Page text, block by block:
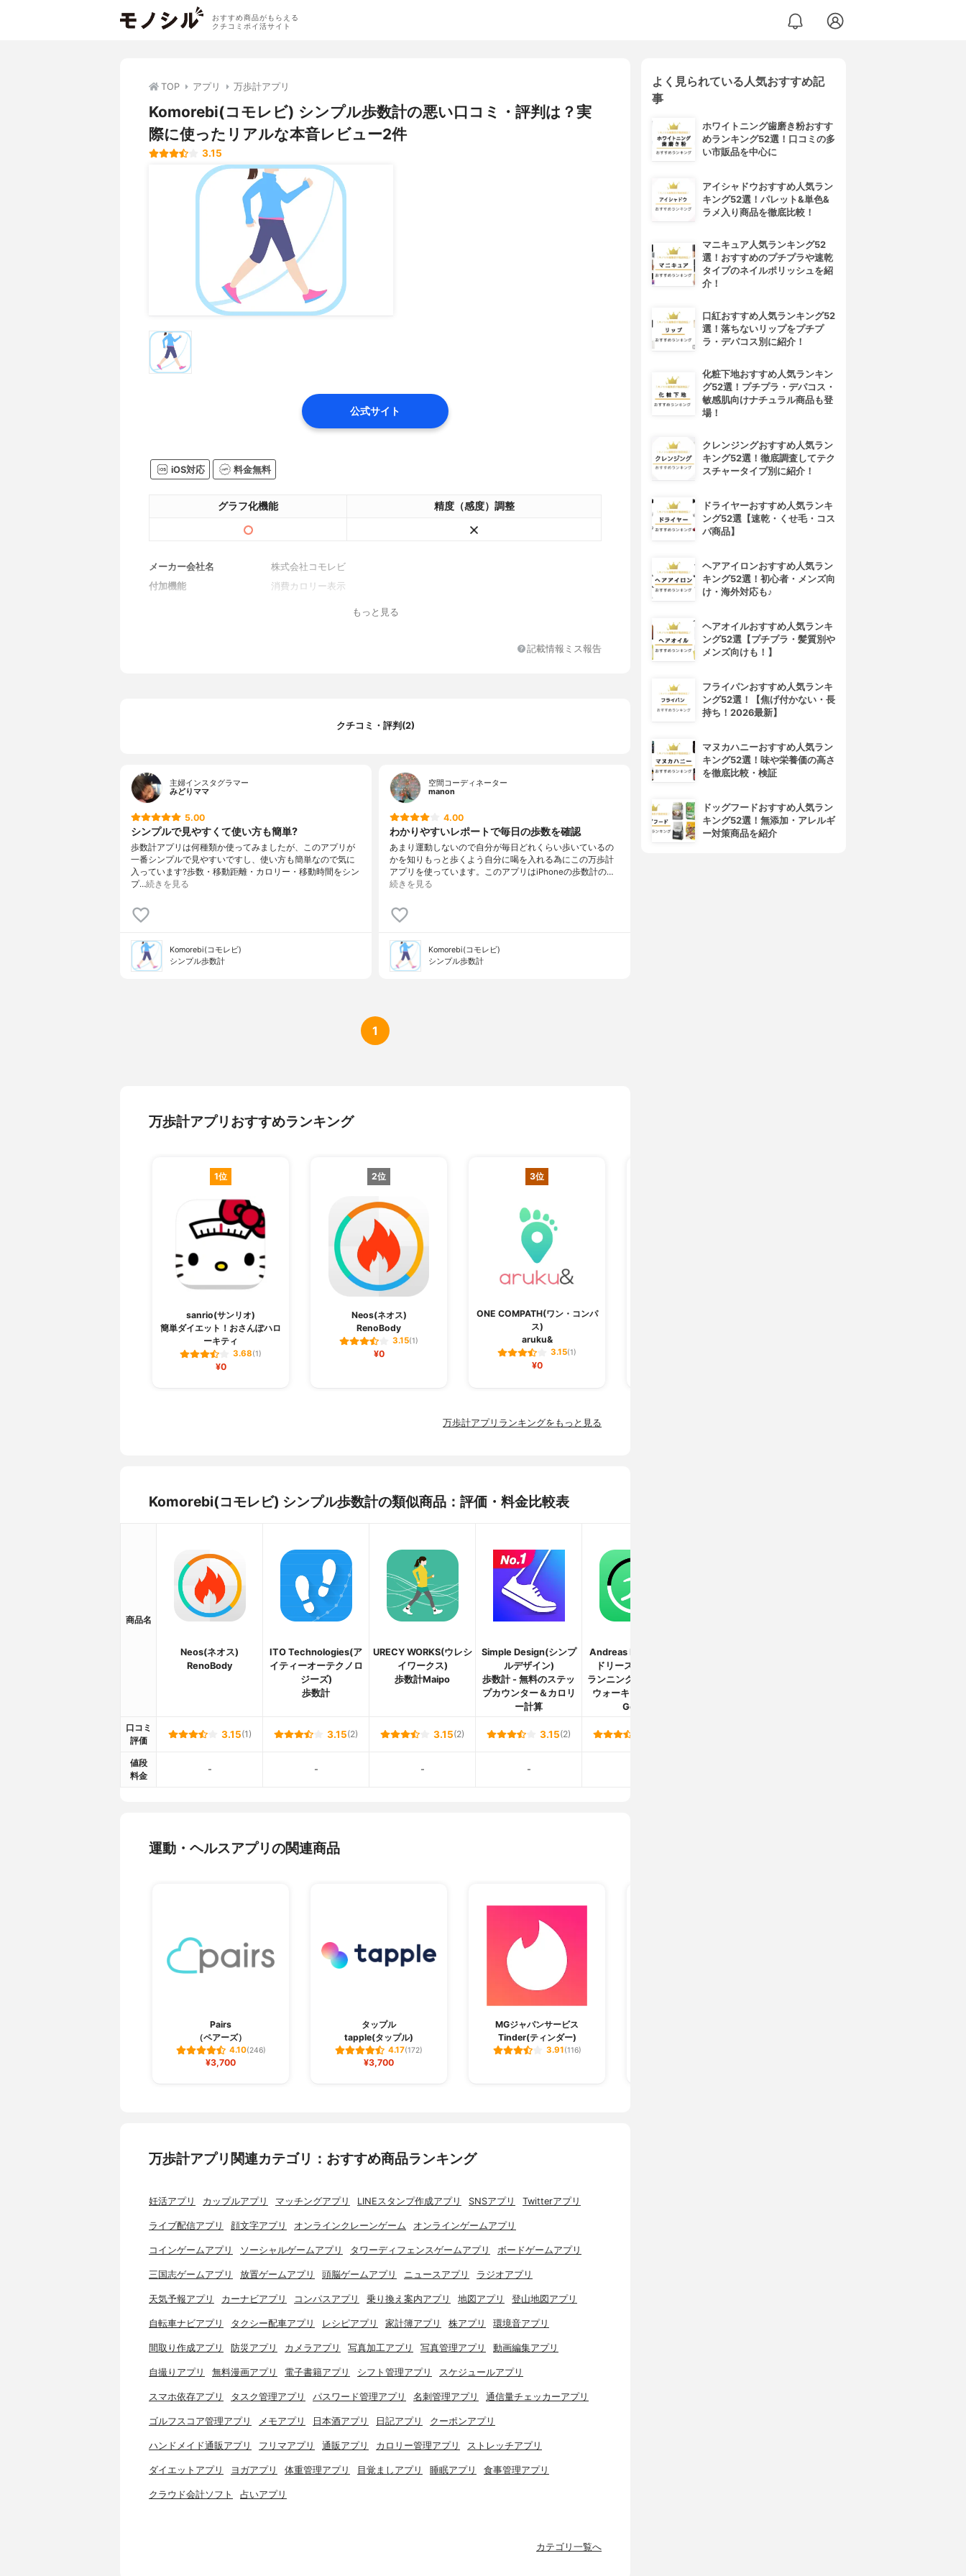
おすすめ商品がもらえる
クチコミポイ活サイト
TOP アプリ 万歩計アプリ
Komorebi(コモレビ) シンプル歩数計の悪い口コミ・評判は？実
際に使ったリアルな本音レビュー2件
3.15
公式サイト
iOS対応 料金無料
グラフ化機能 精度（感度）調整
メーカー会社名
株式会社コモレビ
付加機能
消費カロリー表示
もっと見る
記載情報ミス報告
クチコミ・評判(2)
主婦インスタグラマー
みどりママ
5.00
シンプルで見やすくて使い方も簡単?
歩数計アプリは何種類か使ってみましたが、このアプリが
一番シンプルで見やすいですし、使い方も簡単なので気に
入っています?歩数・移動距離・カロリー・移動時間をシン
プ…続きを見る
Komorebi(コモレビ)
シンプル歩数計
空間コーディネーター
manon
4.00
わかりやすいレポートで毎日の歩数を確認
あまり運動しないので自分が毎日どれくらい歩いているの
かを知りもっと歩くよう自分に喝を入れる為にこの万歩計
アプリを使っています。このアプリはiPhoneの歩数計の…
続きを見る
Komorebi(コモレビ)
シンプル歩数計
1
万歩計アプリおすすめランキング
1位
sanrio(サンリオ)
簡単ダイエット！おさんぽハロ
ーキティ
3.68(1)
¥0
2位
Neos(ネオス)
RenoBody
3.15(1)
¥0
3位
ONE COMPATH(ワン・コンパ
ス)
aruku&
3.15(1)
¥0
万歩計アプリランキングをもっと見る
Komorebi(コモレビ) シンプル歩数計の類似商品：評価・料金比較表
商品名
Neos(ネオス)
RenoBody
ITO Technologies(ア
イティーオーテクノロ
ジーズ)
歩数計
URECY WORKS(ウレシ
イワークス)
歩数計Maipo
Simple Design(シンプ
ルデザイン)
歩数計 - 無料のステッ
プカウンター＆カロリ
ー計算
Andreas Kogler(アン
ドリースコグラー)
ランニング ジョギング
ウォーキング アプリ
Goals
口コミ
評価
3.15(1) 3.15(2) 3.15(2) 3.15(2)
値段
料金
- - - -
運動・ヘルスアプリの関連商品
Pairs
（ペアーズ）
4.10(246)
¥3,700
タップル
tapple(タップル)
4.17(172)
¥3,700
MGジャパンサービス
Tinder(ティンダー)
3.91(116)
万歩計アプリ関連カテゴリ：おすすめ商品ランキング
妊活アプリ カップルアプリ マッチングアプリ LINEスタンプ作成アプリ SNSアプリ Twitterアプリ
ライブ配信アプリ 顔文字アプリ オンラインクレーンゲーム オンラインゲームアプリ
コインゲームアプリ ソーシャルゲームアプリ タワーディフェンスゲームアプリ ボードゲームアプリ
三国志ゲームアプリ 放置ゲームアプリ 頭脳ゲームアプリ ニュースアプリ ラジオアプリ
天気予報アプリ カーナビアプリ コンパスアプリ 乗り換え案内アプリ 地図アプリ 登山地図アプリ
自転車ナビアプリ タクシー配車アプリ レシピアプリ 家計簿アプリ 株アプリ 環境音アプリ
間取り作成アプリ 防災アプリ カメラアプリ 写真加工アプリ 写真管理アプリ 動画編集アプリ
自撮りアプリ 無料漫画アプリ 電子書籍アプリ シフト管理アプリ スケジュールアプリ
スマホ依存アプリ タスク管理アプリ パスワード管理アプリ 名刺管理アプリ 通信量チェッカーアプリ
ゴルフスコア管理アプリ メモアプリ 日本酒アプリ 日記アプリ クーポンアプリ
ハンドメイド通販アプリ フリマアプリ 通販アプリ カロリー管理アプリ ストレッチアプリ
ダイエットアプリ ヨガアプリ 体重管理アプリ 目覚ましアプリ 睡眠アプリ 食事管理アプリ
クラウド会計ソフト 占いアプリ
カテゴリ一覧へ
よく見られている人気おすすめ記
事
ホワイトニング歯磨き粉おすす
めランキング52選！口コミの多
い市販品を中心に
アイシャドウおすすめ人気ラン
キング52選！パレット&単色&
ラメ入り商品を徹底比較！
マニキュア人気ランキング52
選！おすすめのプチプラや速乾
タイプのネイルポリッシュを紹
介！
口紅おすすめ人気ランキング52
選！落ちないリップをプチプ
ラ・デパコス別に紹介！
化粧下地おすすめ人気ランキン
グ52選！プチプラ・デパコス・
敏感肌向けナチュラル商品も登
場！
クレンジングおすすめ人気ラン
キング52選！徹底調査してテク
スチャータイプ別に紹介！
ドライヤーおすすめ人気ランキ
ング52選【速乾・くせ毛・コス
パ商品】
ヘアアイロンおすすめ人気ラン
キング52選！初心者・メンズ向
け・海外対応も♪
ヘアオイルおすすめ人気ランキ
ング52選【プチプラ・髪質別や
メンズ向けも！】
フライパンおすすめ人気ランキ
ング52選！【焦げ付かない・長
持ち！2026最新】
マヌカハニーおすすめ人気ラン
キング52選！味や栄養価の高さ
を徹底比較・検証
ドッグフードおすすめ人気ラン
キング52選！無添加・アレルギ
ー対策商品を紹介